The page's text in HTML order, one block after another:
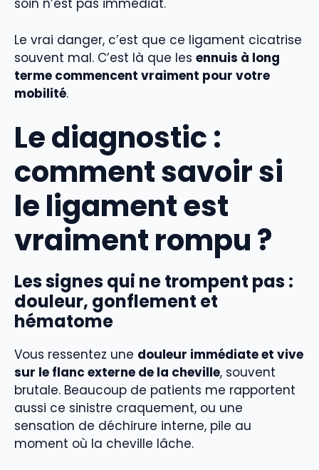
soin n’est pas immédiat.
Le vrai danger, c’est que ce ligament cicatrise
souvent mal. C’est là que les ennuis à long
terme commencent vraiment pour votre
mobilité.
Le diagnostic :
comment savoir si
le ligament est
vraiment rompu ?
Les signes qui ne trompent pas :
douleur, gonflement et
hématome
Vous ressentez une douleur immédiate et vive
sur le flanc externe de la cheville, souvent
brutale. Beaucoup de patients me rapportent
aussi ce sinistre craquement, ou une
sensation de déchirure interne, pile au
moment où la cheville lâche.